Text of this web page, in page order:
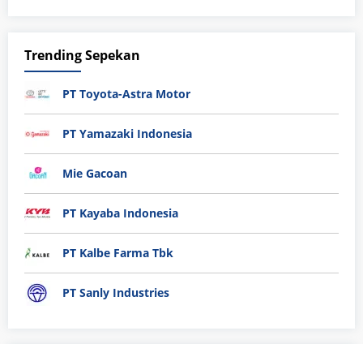
Trending Sepekan
PT Toyota-Astra Motor
PT Yamazaki Indonesia
Mie Gacoan
PT Kayaba Indonesia
PT Kalbe Farma Tbk
PT Sanly Industries